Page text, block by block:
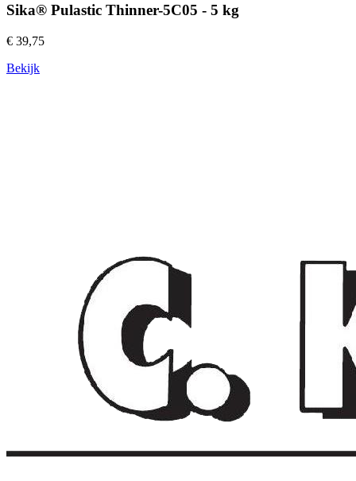
Sika® Pulastic Thinner-5C05 - 5 kg
€ 39,75
Bekijk